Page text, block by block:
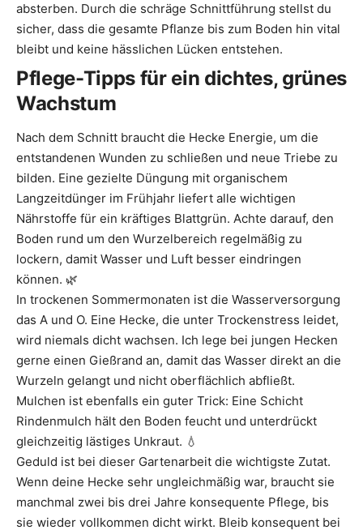
absterben. Durch die schräge Schnittführung stellst du
sicher, dass die gesamte Pflanze bis zum Boden hin vital
bleibt und keine hässlichen Lücken entstehen.
Pflege-Tipps für ein dichtes, grünes
Wachstum
Nach dem Schnitt braucht die Hecke Energie, um die
entstandenen Wunden zu schließen und neue Triebe zu
bilden. Eine gezielte Düngung mit organischem
Langzeitdünger im Frühjahr liefert alle wichtigen
Nährstoffe für ein kräftiges Blattgrün. Achte darauf, den
Boden rund um den Wurzelbereich regelmäßig zu
lockern, damit Wasser und Luft besser eindringen
können. 🌿
In trockenen Sommermonaten ist die Wasserversorgung
das A und O. Eine Hecke, die unter Trockenstress leidet,
wird niemals dicht wachsen. Ich lege bei jungen Hecken
gerne einen Gießrand an, damit das Wasser direkt an die
Wurzeln gelangt und nicht oberflächlich abfließt.
Mulchen ist ebenfalls ein guter Trick: Eine Schicht
Rindenmulch hält den Boden feucht und unterdrückt
gleichzeitig lästiges Unkraut. 💧
Geduld ist bei dieser Gartenarbeit die wichtigste Zutat.
Wenn deine Hecke sehr ungleichmäßig war, braucht sie
manchmal zwei bis drei Jahre konsequente Pflege, bis
sie wieder vollkommen dicht wirkt. Bleib konsequent bei